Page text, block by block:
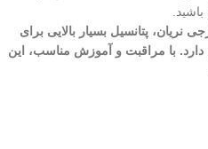
پتانسیل بسیار بالایی برای
با مراقبت و آموزش مناسب، این